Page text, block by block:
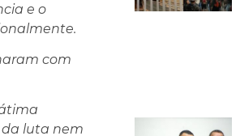
e o
com
da luta nem